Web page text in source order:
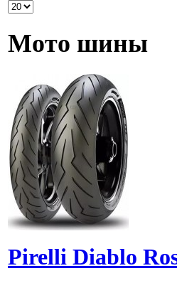
Мото шины
Pirelli Diablo